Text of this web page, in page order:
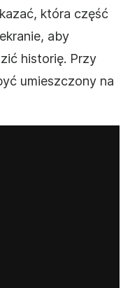
która część
aby
historię. Przy
umieszczony na